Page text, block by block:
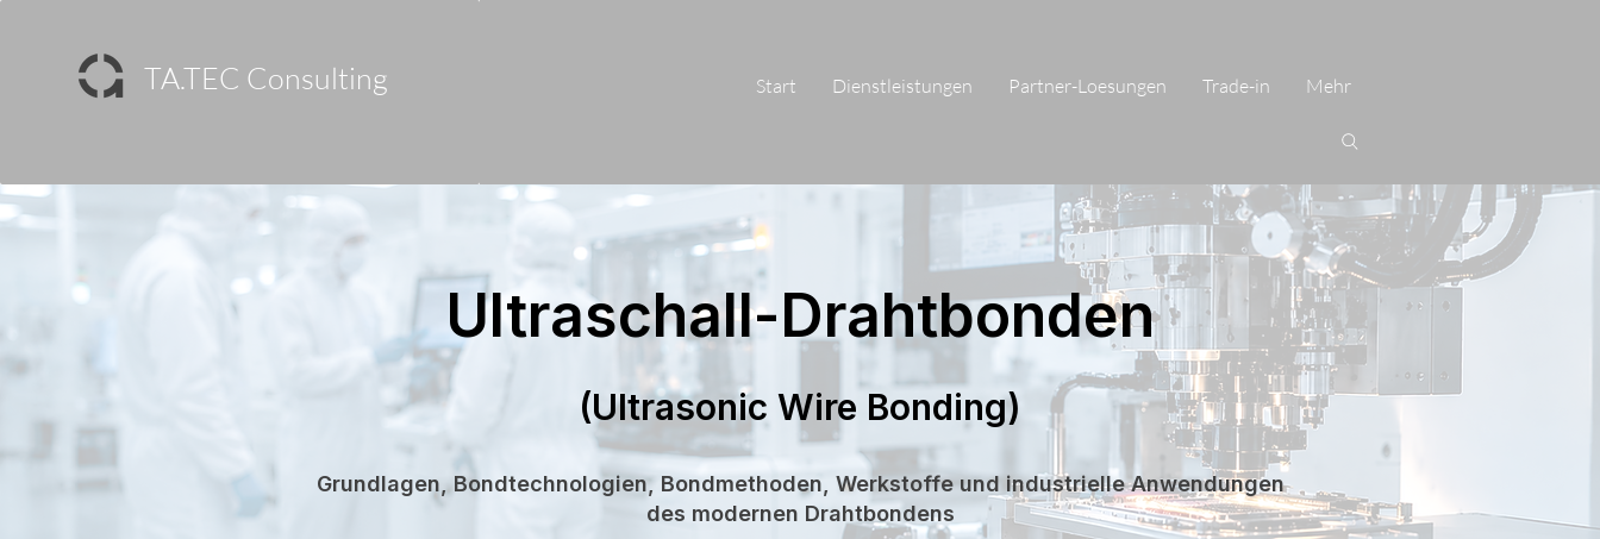
TA.TEC Consulting Start Dienstleistungen Partner-Loesungen Trade-in Mehr
Ultraschall-Drahtbonden
(Ultrasonic Wire Bonding)
Grundlagen, Bondtechnologien, Bondmethoden, Werkstoffe und industrielle Anwendungen
des modernen Drahtbondens